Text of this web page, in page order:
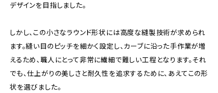
デザインを目指しました。
しかし、この小さなラウンド形状には高度な縫製技術が求められ
ます。縫い目のピッチを細かく設定し、カーブに沿った手作業が増
えるため、職人にとって非常に繊細で難しい工程となります。それ
でも、仕上がりの美しさと耐久性を追求するために、あえてこの形
状を選びました。